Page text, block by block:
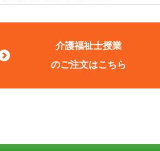
介護福祉士授業
のご注文はこちら